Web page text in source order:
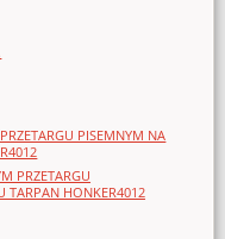
PISEMNYM NA
PRZETARGU
TARPAN HONKER4012